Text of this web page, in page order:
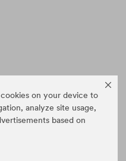
cookies on your device to
analyze site usage,
based on
3M.